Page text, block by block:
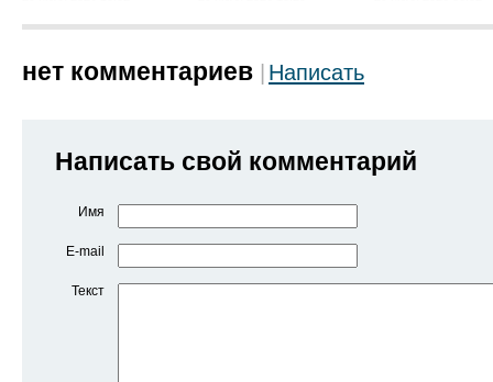
нет комментариев Написать
Написать свой комментарий
Имя
E-mail
Текст